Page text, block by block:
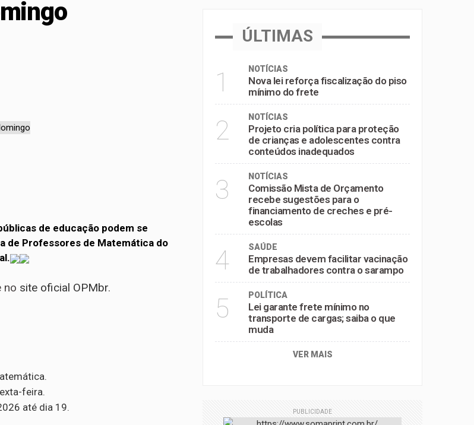
crianças e adolescentes contra conteúdos inadequados
sugestões para o financiamento de creches e pré-escolas
de educação podem se
de Professores de Matemática do
no site oficial OPMbr.
feira.
até dia 19.
ÚLTIMAS
1 NOTÍCIAS
Nova lei reforça fiscalização do piso
mínimo do frete
2 NOTÍCIAS
Projeto cria política para proteção
de crianças e adolescentes contra
conteúdos inadequados
3 NOTÍCIAS
Comissão Mista de Orçamento
recebe sugestões para o
financiamento de creches e pré-
escolas
4 SAÚDE
Empresas devem facilitar vacinação
de trabalhadores contra o sarampo
5 POLÍTICA
Lei garante frete mínimo no
transporte de cargas; saiba o que
muda
VER MAIS
PUBLICIDADE